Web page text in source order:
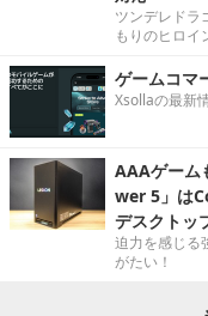
ツンデレドラ
もりのヒロイ
ゲームコマ
Xsollaの最新
AAAゲーム
wer 5」は
デスクトッ
迫力を感じる
がたい！